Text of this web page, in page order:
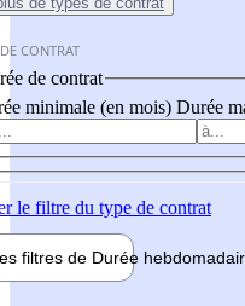
CONTRAT
de contrat
minimale (en mois) Durée
le filtre du type de contrat
filtres de Durée hebdo